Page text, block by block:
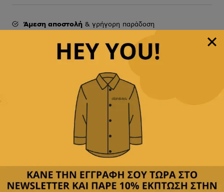
Άμεση αποστολή& γρήγορη παράδοση
Δεχόμαστεόλες τις πιστωτικές & αντικαταβολή
Περιγραφή
Κριτικές(0)
Αποστολή & Επιστροφές